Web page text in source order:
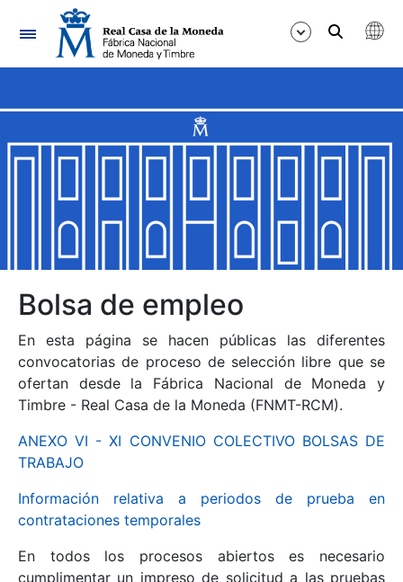
Navegación
Mostrar/Ocultar
Mostrar/Ocultar
Mostrar/Ocultar
Mostrar/Ocultar
Mostrar/Ocultar
Bolsa de empleo
En esta página se hacen públicas las diferentes
convocatorias de proceso de selección libre que se
ofertan desde la Fábrica Nacional de Moneda y
Timbre - Real Casa de la Moneda (FNMT-RCM).
ANEXO VI - XI CONVENIO COLECTIVO BOLSAS DE
TRABAJO
Información relativa a periodos de prueba en
contrataciones temporales
En todos los procesos abiertos es necesario
cumplimentar un impreso de solicitud a las pruebas